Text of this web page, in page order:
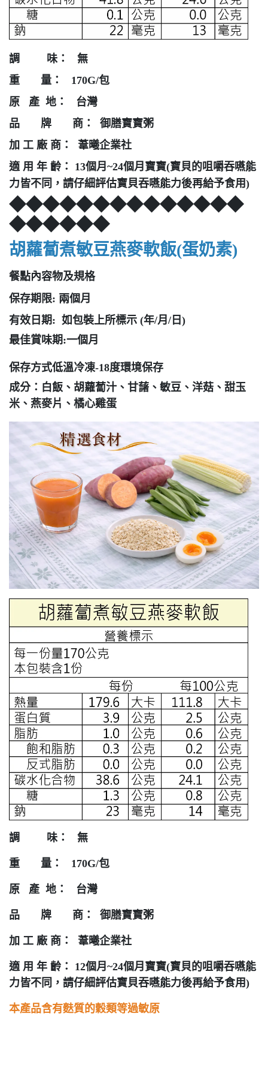
調 味： 無
重 量： 170G/包
原 產 地： 台灣
品 牌 商： 御膳寶寶粥
加 工 廠 商： 葦曦企業社
適 用 年 齡： 13個月~24個月寶寶(寶貝的咀嚼吞嚥能
力皆不同，請仔細評估寶貝吞嚥能力後再給予食用)
◆◆◆◆◆◆◆◆◆◆◆◆◆◆
◆◆◆◆◆◆
胡蘿蔔煮敏豆燕麥軟飯(蛋奶素)
餐點內容物及規格
保存期限: 兩個月
有效日期: 如包裝上所標示 (年/月/日)
最佳賞味期:一個月
保存方式低溫冷凍-18度環境保存
成分：白飯、胡蘿蔔汁、甘藷、敏豆、洋菇、甜玉
米、燕麥片、橘心雞蛋
調 味： 無
重 量： 170G/包
原 產 地： 台灣
品 牌 商： 御膳寶寶粥
加 工 廠 商： 葦曦企業社
適 用 年 齡： 12個月~24個月寶寶(寶貝的咀嚼吞嚥能
力皆不同，請仔細評估寶貝吞嚥能力後再給予食用)
本產品含有麩質的穀類等過敏原